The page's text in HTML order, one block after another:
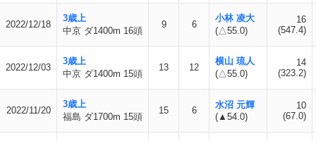
2022/12/18
3歳上
中京 ダ1400m 16頭
9 6
小林 凌大
(△55.0)
16
(547.4)
2022/12/03
3歳上
中京 ダ1400m 15頭
13 12
横山 琉人
(△55.0)
14
(323.2)
2022/11/20
3歳上
福島 ダ1700m 15頭
15 6
水沼 元輝
(▲54.0)
10
(67.0)